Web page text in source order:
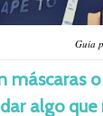
Guia
máscaras
algo